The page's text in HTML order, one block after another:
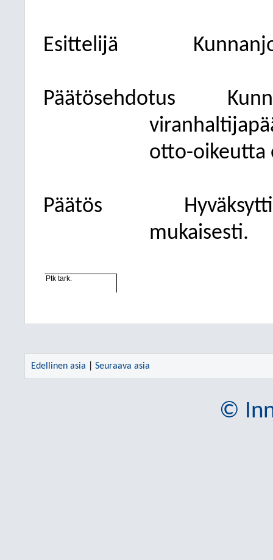
Esittelijä
Päätösehdotus
otto-oikeutta
Päätös
mukaisesti.
Ptk tark.
Edellinen asia Seuraava asia
©